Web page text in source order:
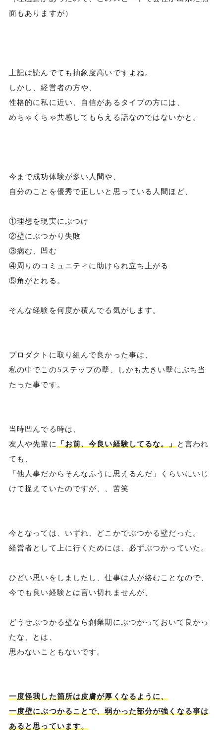
面もありますが）
上記は読んでても抽象度高いですよね。
しかし、経営者の方や、
性格的に私に近い、自信があるタイプの方には、
めちゃくちゃ共感してもらえる話なのではないかと。
今まで成功体験が多い人間や、
自分のことを優秀で正しいと思っている人間ほど、
①理想を現実にぶつけ
②壁にぶつかり失敗
③病む、凹む
④周りのコミュニティに助けられ立ち上がる
⑤角がとれる。
そんな経験を何度か積んでる気がします。
プロダクトに取り組んで良かった事は、
私の中でこの5ステップの壁、しかも大きい壁にぶち当
たった事です。
当時凹んでる時は、
友人や先輩に
「お前、今良い経験してるな。」
と言われ
ても、
「他人事だからそんなふうに思えるんだ」くらいにいじ
けて捉えていたのですが、、苦笑
今となっては、いずれ、どこかでぶつかる壁だった。
経営者として上に行くためには、必ずぶつかっていた。
ひどい思いをしましたし、仕事は人が絡むことなので、
今でも良い経験とは言い切れませんが、
どうせぶつかる壁なら創業期にぶつかっておいて良かっ
たな、とは、
思わないこともないです。
一度怪我した箇所は皮膚が厚くなるように、
一度壁にぶつかることで、弱かった部分が強くなる事は
あると思っています。